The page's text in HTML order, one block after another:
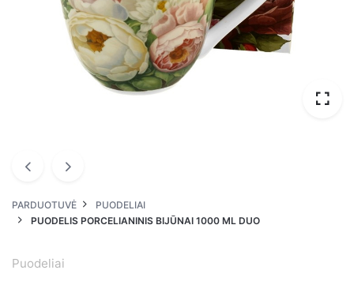
PARDUOTUVĖ
PUODELIAI
PUODELIS PORCELIANINIS BIJŪNAI 1000 ML DUO
Puodeliai